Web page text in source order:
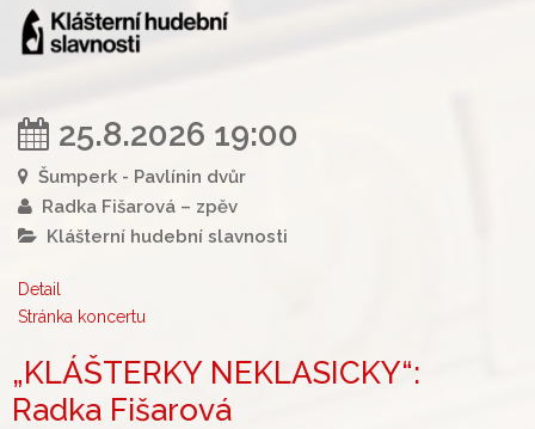
25.8.2026 19:00
Šumperk - Pavlínin dvůr
Radka Fišarová – zpěv
Klášterní hudební slavnosti
Detail
Stránka koncertu
„KLÁŠTERKY NEKLASICKY“:
Radka Fišarová